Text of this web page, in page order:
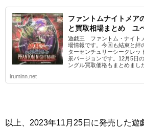
ファントムナイトメア
と買取相場まとめ ユ
遊戯王 ファントム・ナイト
場情報です。今回も結束と
ターセンチュリーシークレッ
景バージョンです。12月5日
ングル買取価格もまとめまし
iruminn.net
以上、2023年11月25日に発売した